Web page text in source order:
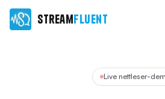
StreamFluent
Live nettleser-